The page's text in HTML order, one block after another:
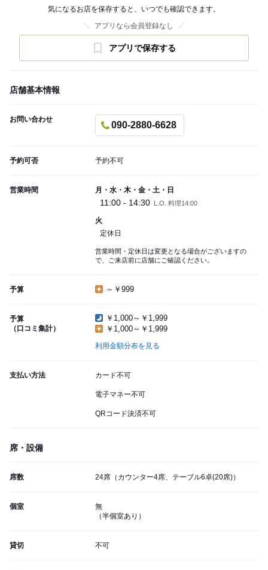
気になるお店を保存すると、いつでも確認できます。
アプリなら会員登録なし
アプリで保存する
店舗基本情報
お問い合わせ
090-2880-6628
予約可否 予約不可
営業時間 月・水・木・金・土・日
11:00 - 14:30 L.O. 料理14:00
火
定休日
営業時間・定休日は変更となる場合がございますの
で、ご来店前に店舗にご確認ください。
予算 ～￥999
予算
（口コミ集計）
￥1,000～￥1,999
￥1,000～￥1,999
利用金額分布を見る
支払い方法 カード不可
電子マネー不可
QRコード決済不可
席・設備
席数 24席（カウンター4席、テーブル6卓(20席)）
個室
無
（半個室あり）
貸切 不可